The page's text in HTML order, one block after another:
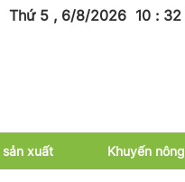
Thứ 5 , 6/8/2026 10 : 32
xuất Khuyến nông